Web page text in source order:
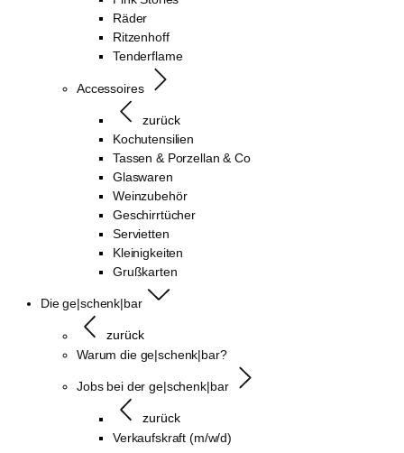
Räder
Ritzenhoff
Tenderflame
Accessoires
zurück
Kochutensilien
Tassen & Porzellan & Co
Glaswaren
Weinzubehör
Geschirrtücher
Servietten
Kleinigkeiten
Grußkarten
Die ge|schenk|bar
zurück
Warum die ge|schenk|bar?
Jobs bei der ge|schenk|bar
zurück
Verkaufskraft (m/w/d)